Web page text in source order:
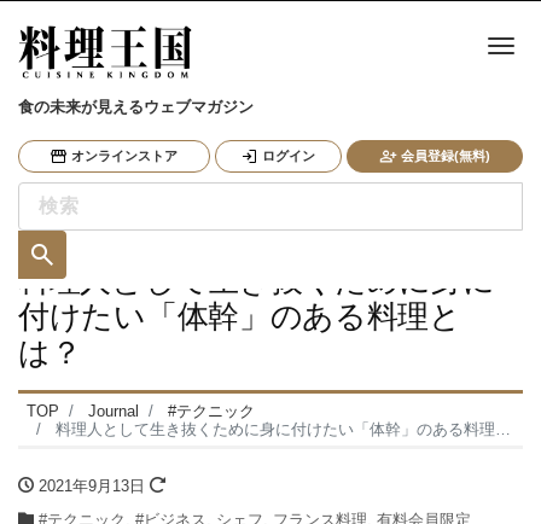
食の未来が見えるウェブマガジン
オンラインストア ログイン 会員登録(無料)
ナ
料理人として生き抜くために身に
付けたい「体幹」のある料理と
は？
TOP Journal
#テクニック
料理人として生き抜くために身に付けたい「体幹」のある料理とは？
2021年9月13日
#テクニック , #ビジネス, シェフ, フランス料理, 有料会員限定